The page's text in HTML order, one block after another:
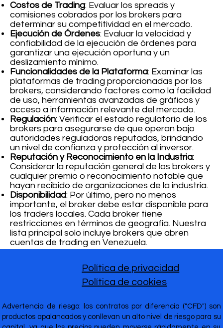
Costos de Trading: Evaluar los spreads y
comisiones cobrados por los brokers para
determinar su competitividad en el mercado.
Ejecución de Órdenes: Evaluar la velocidad y
confiabilidad de la ejecución de órdenes para
garantizar una ejecución oportuna y un
deslizamiento mínimo.
Funcionalidades de la Plataforma: Examinar las
plataformas de trading proporcionadas por los
brokers, considerando factores como la facilidad
de uso, herramientas avanzadas de gráficos y
acceso a información relevante del mercado.
Regulación: Verificar el estado regulatorio de los
brokers para asegurarse de que operan bajo
autoridades reguladoras reputadas, brindando
un nivel de confianza y protección al inversor.
Reputación y Reconocimiento en la Industria:
Considerar la reputación general de los brokers y
cualquier premio o reconocimiento notable que
hayan recibido de organizaciones de la industria.
Disponibilidad: Por último, pero no menos
importante, el broker debe estar disponible para
los traders locales. Cada broker tiene
restricciones en términos de geografía. Nuestra
lista principal solo incluye brokers que abren
cuentas de trading en Venezuela.
Advertencia de riesgo: los contratos por diferencia ("CFD") son
productos apalancados y conllevan un alto nivel de riesgo para su
Política de privacidad
Política de cookies